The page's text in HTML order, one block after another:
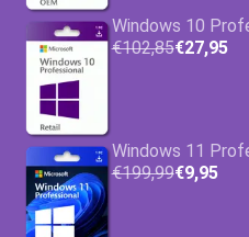
Windows 10
€102,85€27,95
Windows 11
€199,99€9,95